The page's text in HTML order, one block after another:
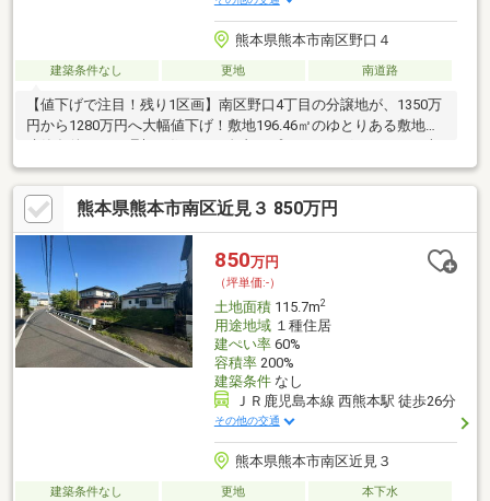
熊本県熊本市南区野口４
建築条件なし 更地 南道路
【値下げで注目！残り1区画】南区野口4丁目の分譲地が、1350万
円から1280万円へ大幅値下げ！敷地196.46㎡のゆとりある敷地、
側4m公道に接道し、日当たりや住環境も魅力。西熊本駅まで車で
約5分、コンビニ・郵便局は徒歩圏内、スーパーや銀行も車です
ぐ。力合西小・力合中エリアの子育て世帯にもオススメです！
熊本県熊本市南区近見３ 850万円
850万円
（坪単価:-）
土地面積115.7m2
用途地域１種住居
建ぺい率60%
容積率200%
建築条件なし
ＪＲ鹿児島本線 西熊本駅 徒歩26分
その他の交通
熊本県熊本市南区近見３
建築条件なし 更地
本下水